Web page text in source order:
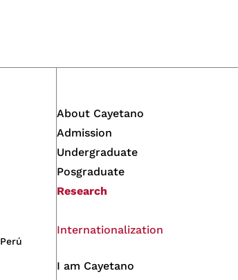
About Cayetano
Admission
Undergraduate
Posgraduate
Research
Internationalization
I am Cayetano